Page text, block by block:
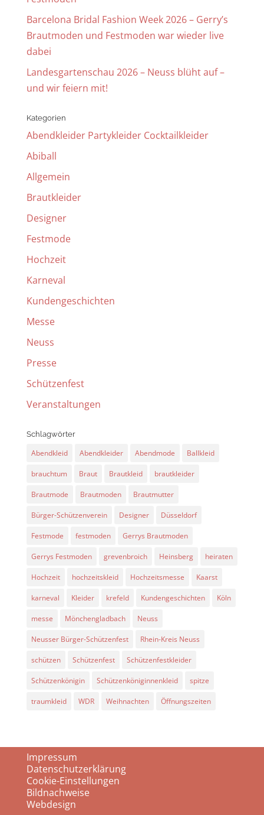
Barcelona Bridal Fashion Week 2026 – Gerry’s
Brautmoden und Festmoden war wieder live
dabei
Landesgartenschau 2026 – Neuss blüht auf –
und wir feiern mit!
Kategorien
Abendkleider Partykleider Cocktailkleider
Abiball
Allgemein
Brautkleider
Designer
Festmode
Hochzeit
Karneval
Kundengeschichten
Messe
Neuss
Presse
Schützenfest
Veranstaltungen
Schlagwörter
Abendkleid Abendkleider Abendmode Ballkleid
brauchtum Braut Brautkleid brautkleider
Brautmode Brautmoden Brautmutter
Bürger-Schützenverein Designer Düsseldorf
Festmode festmoden Gerrys Brautmoden
Gerrys Festmoden grevenbroich Heinsberg heiraten
Hochzeit hochzeitskleid Hochzeitsmesse Kaarst
karneval Kleider krefeld Kundengeschichten Köln
messe Mönchengladbach Neuss
Neusser Bürger-Schützenfest Rhein-Kreis Neuss
schützen Schützenfest Schützenfestkleider
Schützenkönigin Schützenköniginnenkleid spitze
traumkleid WDR Weihnachten Öffnungszeiten
Impressum
Datenschutzerklärung
Cookie-Einstellungen
Bildnachweise
Webdesign